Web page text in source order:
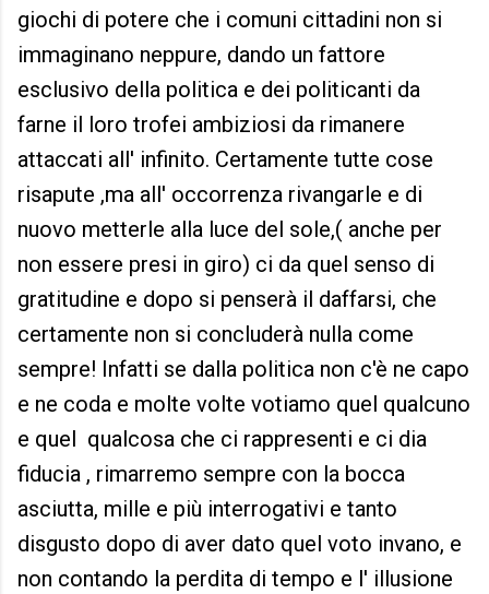
giochi di potere che i comuni cittadini non si
immaginano neppure, dando un fattore
esclusivo della politica e dei politicanti da
farne il loro trofei ambiziosi da rimanere
attaccati all' infinito. Certamente tutte cose
risapute ,ma all' occorrenza rivangarle e di
nuovo metterle alla luce del sole,( anche per
non essere presi in giro) ci da quel senso di
gratitudine e dopo si penserà il daffarsi, che
certamente non si concluderà nulla come
sempre! Infatti se dalla politica non c'è ne capo
e ne coda e molte volte votiamo quel qualcuno
e quel qualcosa che ci rappresenti e ci dia
fiducia , rimarremo sempre con la bocca
asciutta, mille e più interrogativi e tanto
disgusto dopo di aver dato quel voto invano, e
non contando la perdita di tempo e l' illusione